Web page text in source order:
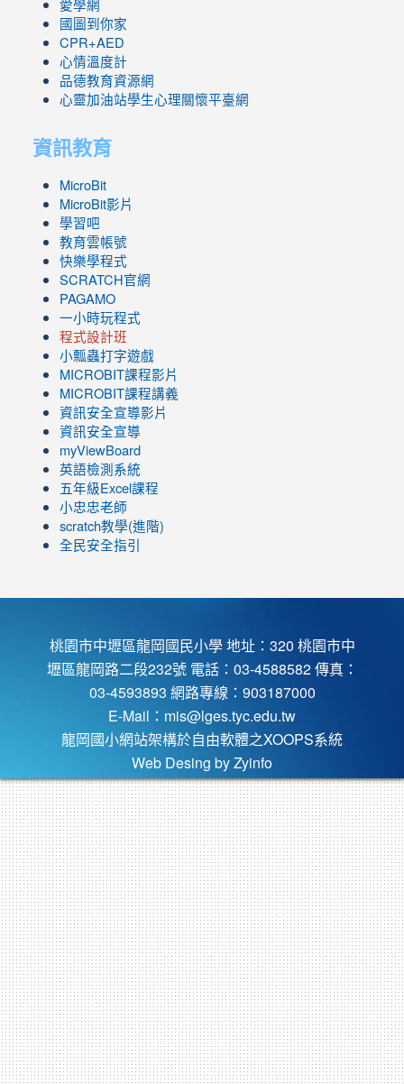
愛學網
國圖到你家
CPR+AED
心情溫度計
品德教育資源網
心靈加油站學生心理關懷平臺網
資訊教育
MicroBit
MicroBit影片
學習吧
教育雲帳號
快樂學程式
SCRATCH官網
PAGAMO
一小時玩程式
程式設計班
小瓢蟲打字遊戲
link
to
https://www.youtube.com/channel/UC8LghzcV5-
ZBGmXwlbUndNA/videos?
view=0&sort=dd&shelf_id=0
MICROBIT課程影片
link
to
https://www.youtube.com/channel/UC8LghzcV5-
ZBGmXwlbUndNA/videos?
view=0&sort=dd&shelf_id=0
MICROBIT課程講義
資訊安全宣導影片
資訊安全宣導
myViewBoard
英語檢測系統
五年級Excel課程
小忠忠老師
scratch教學(進階)
全民安全指引
桃園市中壢區龍岡國民小學 地址：320 桃園市中
壢區龍岡路二段232號 電話：03-4588582 傳真：
03-4593893 網路專線：903187000
E-Mail： mis@lges.tyc.edu.tw
龍岡國小網站架構於自由軟體之XOOPS系統
Web Desing by Zyinfo